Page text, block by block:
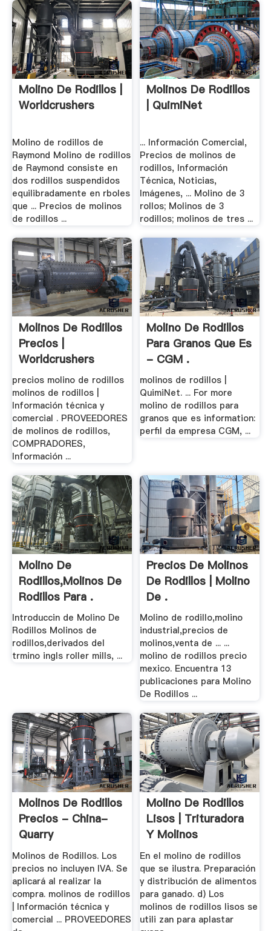
Molino De Rodillos |
Worldcrushers
Molino de rodillos de
Raymond Molino de rodillos
de Raymond consiste en
dos rodillos suspendidos
equilibradamente en rboles
que ... Precios de molinos
de rodillos ...
Molinos De Rodillos
| QuimiNet
... Información Comercial,
Precios de molinos de
rodillos, Información
Técnica, Noticias,
Imágenes, ... Molino de 3
rollos; Molinos de 3
rodillos; molinos de tres ...
Molinos De Rodillos
Precios |
Worldcrushers
precios molino de rodillos
molinos de rodillos |
Información técnica y
comercial . PROVEEDORES
de molinos de rodillos,
COMPRADORES,
Información ...
Molino De Rodillos
Para Granos Que Es
- CGM .
molinos de rodillos |
QuimiNet. ... For more
molino de rodillos para
granos que es information:
perfil da empresa CGM, ...
Molino De
Rodillos,Molinos De
Rodillos Para .
Introduccin de Molino De
Rodillos Molinos de
rodillos,derivados del
trmino ingls roller mills, ...
Precios De Molinos
De Rodillos | Molino
De .
Molino de rodillo,molino
industrial,precios de
molinos,venta de ... ...
molino de rodillos precio
mexico. Encuentra 13
publicaciones para Molino
De Rodillos ...
Molinos De Rodillos
Precios - China-
Quarry
Molinos de Rodillos. Los
precios no incluyen IVA. Se
aplicará al realizar la
compra. molinos de rodillos
| Información técnica y
comercial ... PROVEEDORES
Molino De Rodillos
Lisos | Trituradora
Y Molinos
En el molino de rodillos
que se ilustra. Preparación
y distribución de alimentos
para ganado. d) Los
molinos de rodillos lisos se
utili­ zan para aplastar